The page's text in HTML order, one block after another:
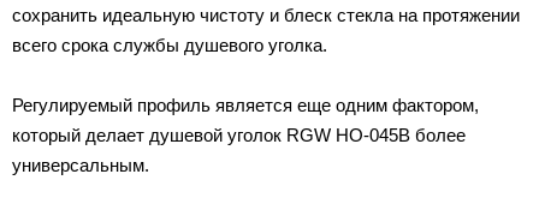
сохранить идеальную чистоту и блеск стекла на протяжении
всего срока службы душевого уголка.
Регулируемый профиль является еще одним фактором,
который делает душевой уголок RGW HO-045B более
универсальным.